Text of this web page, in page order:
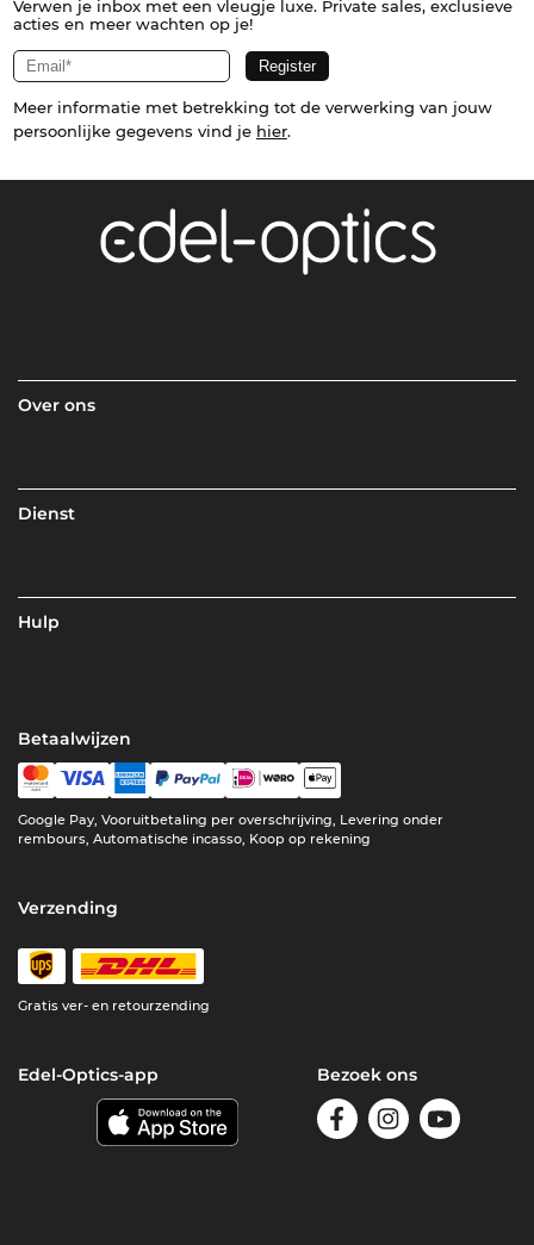
Verwen je inbox met een vleugje luxe. Private sales, exclusieve
acties en meer wachten op je!
Meer informatie met betrekking tot de verwerking van jouw
persoonlijke gegevens vind je hier.
Over ons
Dienst
Hulp
Betaalwijzen
Google Pay, Vooruitbetaling per overschrijving, Levering onder
rembours, Automatische incasso, Koop op rekening
Verzending
Gratis ver- en retourzending
Edel-Optics-app Bezoek ons